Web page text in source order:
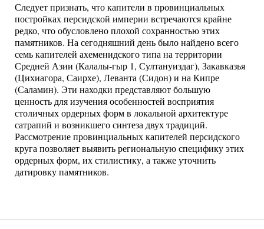
Следует признать, что капители в провинциальных
постройках персидской империи встречаются крайне
редко, что обусловлено плохой сохранностью этих
памятников. На сегодняшний день было найдено всего
семь капителей ахеменидского типа на территории
Средней Азии (Калалы-гыр 1, Султануиздаг), Закавказья
(Цихиагора, Саирхе), Леванта (Сидон) и на Кипре
(Саламин). Эти находки представляют большую
ценность для изучения особенностей восприятия
столичных ордерных форм в локальной архитектуре
сатрапий и возникшего синтеза двух традиций.
Рассмотрение провинциальных капителей персидского
круга позволяет выявить региональную специфику этих
ордерных форм, их стилистику, а также уточнить
датировку памятников.